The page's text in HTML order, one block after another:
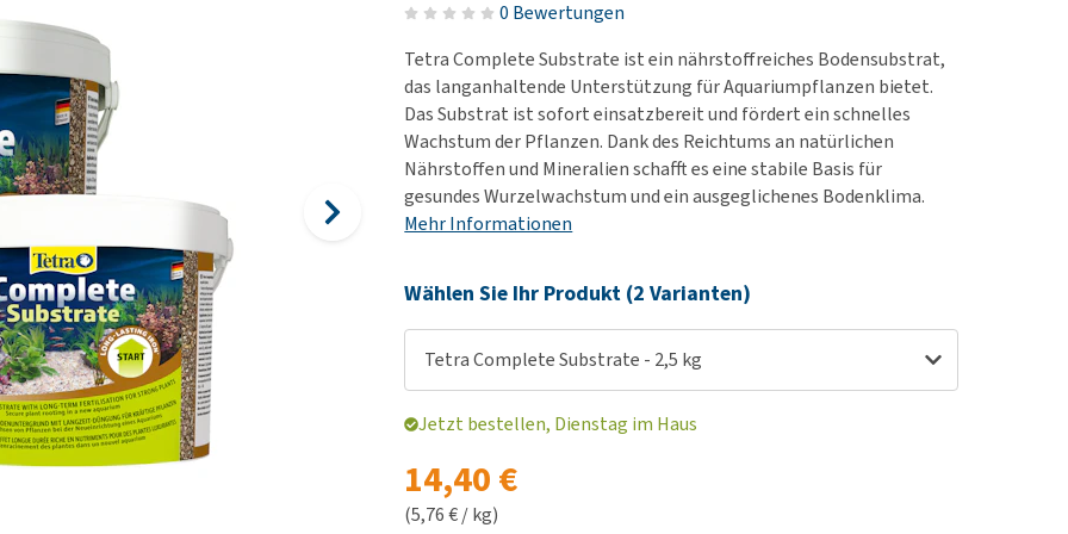
Futter- und Trinknäpfe
Auf Reisen und unterwegs
Welpen-Zubehör
Alles ansehen
Welpenapotheke
Alles ansehen
Harn-, Nieren- und
Haut-/Fellprobleme und
Juckreiz
Nierenproblemen
Alles ansehen
Übergewicht
Angst, Verhalten und
Stress
Alles ansehen
Wie bekomme ich meinen
Alles ansehen
0 Bewertungen
Tetra Complete Substrate ist ein nährstoffreiches Bodensubstrat,
das langanhaltende Unterstützung für Aquariumpflanzen bietet.
Das Substrat ist sofort einsatzbereit und fördert ein schnelles
Wachstum der Pflanzen. Dank des Reichtums an natürlichen
Nährstoffen und Mineralien schafft es eine stabile Basis für
gesundes Wurzelwachstum und ein ausgeglichenes Bodenklima.
Mehr Informationen
Wählen Sie Ihr Produkt (2 Varianten)
Tetra Complete Substrate - 2,5 kg
Jetzt bestellen, Dienstag im Haus
14,40 €
(5,76 € / kg)